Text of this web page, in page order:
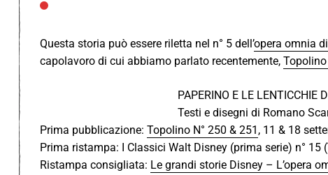
Questa storia può essere riletta nel n° 5 dell’opera omnia
capolavoro di cui abbiamo parlato recentemente,
PAPERINO E LE LENTICCHIE
Testi e disegni di Romano
Prima pubblicazione: Topolino N° 250 & 251 , 11 & 18
Prima ristampa: I Classici Walt Disney (prima serie) n°
Ristampa consigliata: Le grandi storie Disney – L’opera